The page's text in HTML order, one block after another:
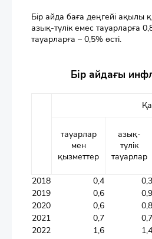
Бір айда баға деңгейі ақылы
азық-түлік емес тауарларға
тауарларға – 0,5% өсті.
Бір айдағы
тауарлар
мен
қызметтер
азық-
түлік
тауарлар
2018 0,4 0,3
2019
0,6 0,9
2020
0,6 0,8
2021
0,7 0,7
2022
1,6 1,4